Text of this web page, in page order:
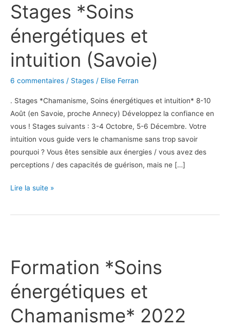
Stages *Soins
énergétiques et
intuition (Savoie)
6 commentaires / Stages / Elise Ferran
. Stages *Chamanisme, Soins énergétiques et intuition* 8-10
Août (en Savoie, proche Annecy) Développez la confiance en
vous ! Stages suivants : 3-4 Octobre, 5-6 Décembre. Votre
intuition vous guide vers le chamanisme sans trop savoir
pourquoi ? Vous êtes sensible aux énergies / vous avez des
perceptions / des capacités de guérison, mais ne […]
énergétiques
et
intuition
Lire la suite »
Formation *Soins
énergétiques et
Chamanisme* 2022
énergétiques
et
Chamanisme*
(Savoie)